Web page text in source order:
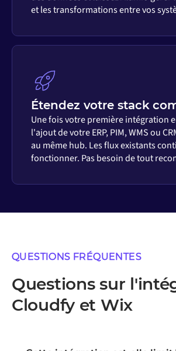
et les transformations entre vos
Étendez votre stack
Une fois votre première intégration
l'ajout de votre ERP, PIM, WMS ou
au même hub. Les flux existants
fonctionner. Pas besoin de tout
QUESTIONS FRÉQUENTES
Questions sur
Cloudfy et Wix